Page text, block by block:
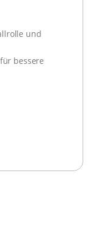
und
bessere